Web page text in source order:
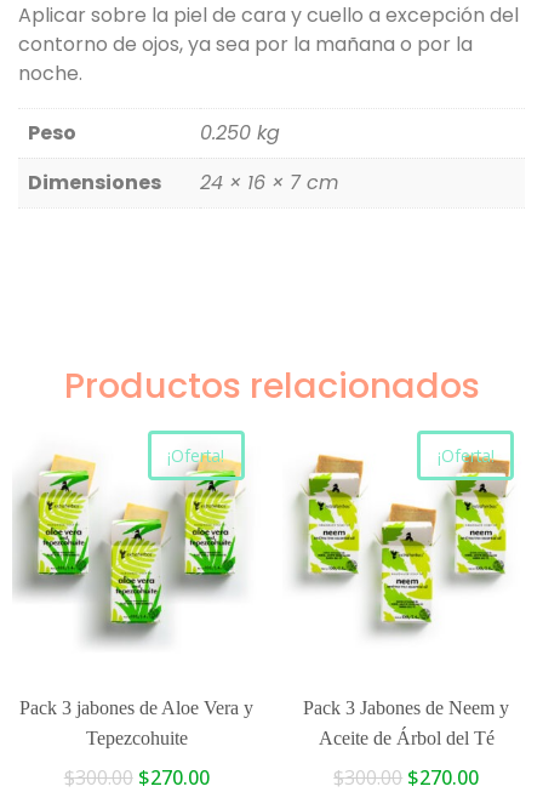
Aplicar sobre la piel de cara y cuello a excepción del
contorno de ojos, ya sea por la mañana o por la
noche.
Peso
0.250 kg
Dimensiones
24 × 16 × 7 cm
Productos relacionados
¡Oferta!
Pack 3 jabones de Aloe Vera y
Tepezcohuite
$300.00 $270.00
¡Oferta!
Pack 3 Jabones de Neem y
Aceite de Árbol del Té
$300.00 $270.00